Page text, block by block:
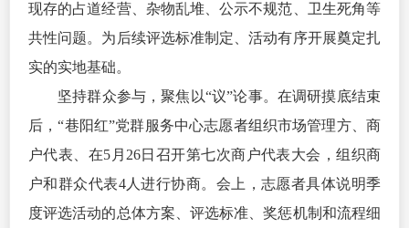
现存的占道经营、杂物乱堆、公示不规范、卫生死角等
共性问题。为后续评选标准制定、活动有序开展奠定扎
实的实地基础。
坚持群众参与，聚焦以“议”论事。在调研摸底结束
后，“巷阳红”党群服务中心志愿者组织市场管理方、商
户代表、在5月26日召开第七次商户代表大会，组织商
户和群众代表4人进行协商。会上，志愿者具体说明季
度评选活动的总体方案、评选标准、奖惩机制和流程细